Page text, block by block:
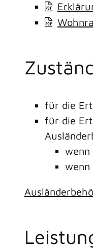
für die
für die
wenn
wenn